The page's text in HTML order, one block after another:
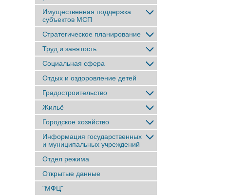
Имущественная поддержка
субъектов МСП
Стратегическое планирование
Труд и занятость
Социальная сфера
Отдых и оздоровление детей
Градостроительство
Жильё
Городское хозяйство
Информация государственных
и муниципальных учреждений
Отдел режима
Открытые данные
"МФЦ"